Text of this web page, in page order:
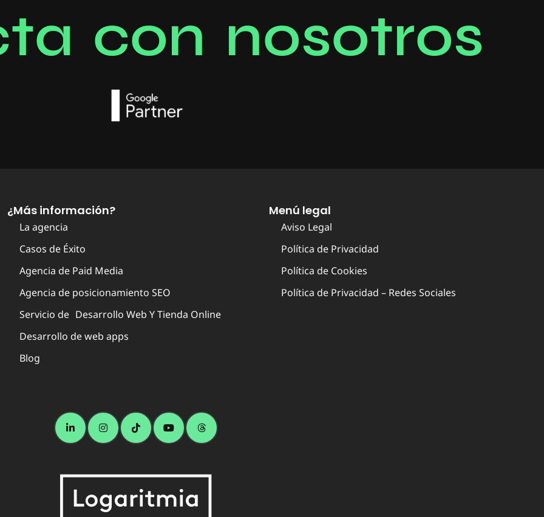
ta con nosotros
¿Más información?
La agencia
Casos de Éxito
Agencia de Paid Media
Agencia de posicionamiento SEO
Servicio de Desarrollo Web Y Tienda Online
Desarrollo de web apps
Blog
Menú legal
Aviso Legal
Política de Privacidad
Política de Cookies
Política de Privacidad – Redes Sociales